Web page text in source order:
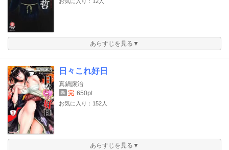
あらすじを見る▼
日々これ好日
真鍋譲治
巻 完 650pt
お気に入り：152人
あらすじを見る▼